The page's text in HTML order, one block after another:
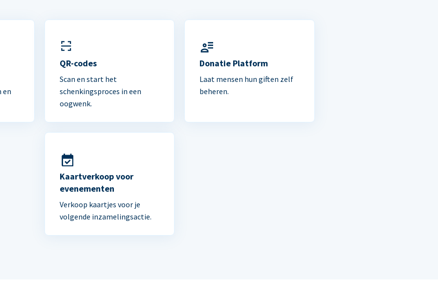
en
QR-codes
Scan en start het
schenkingsproces in een
oogwenk.
Donatie Platform
Laat mensen hun giften zelf
beheren.
Kaartverkoop voor
evenementen
Verkoop kaartjes voor je
volgende inzamelingsactie.